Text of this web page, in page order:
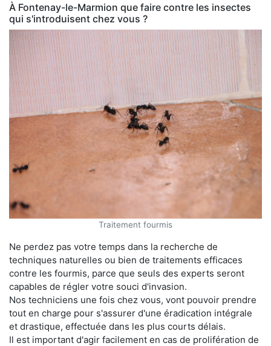
À Fontenay-le-Marmion que faire contre les insectes
qui s'introduisent chez vous ?
Traitement fourmis
Ne perdez pas votre temps dans la recherche de
techniques naturelles ou bien de traitements efficaces
contre les fourmis, parce que seuls des experts seront
capables de régler votre souci d'invasion.
Nos techniciens une fois chez vous, vont pouvoir prendre
tout en charge pour s'assurer d'une éradication intégrale
et drastique, effectuée dans les plus courts délais.
Il est important d'agir facilement en cas de prolifération de